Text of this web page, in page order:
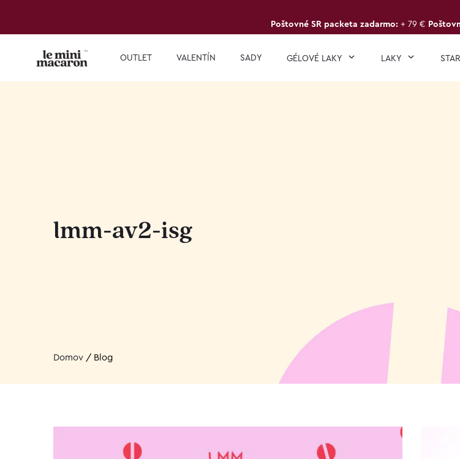
Poštovné SR packeta zadarmo: + 79 €
OUTLET VALENTÍN SADY GÉLOVÉ LAKY LAKY
lmm-av2-isg
Domov / Blog